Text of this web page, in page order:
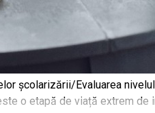
şcolarizării/Evaluarea
o etapă de viață extrem